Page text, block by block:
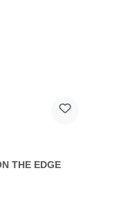
THE EDGE